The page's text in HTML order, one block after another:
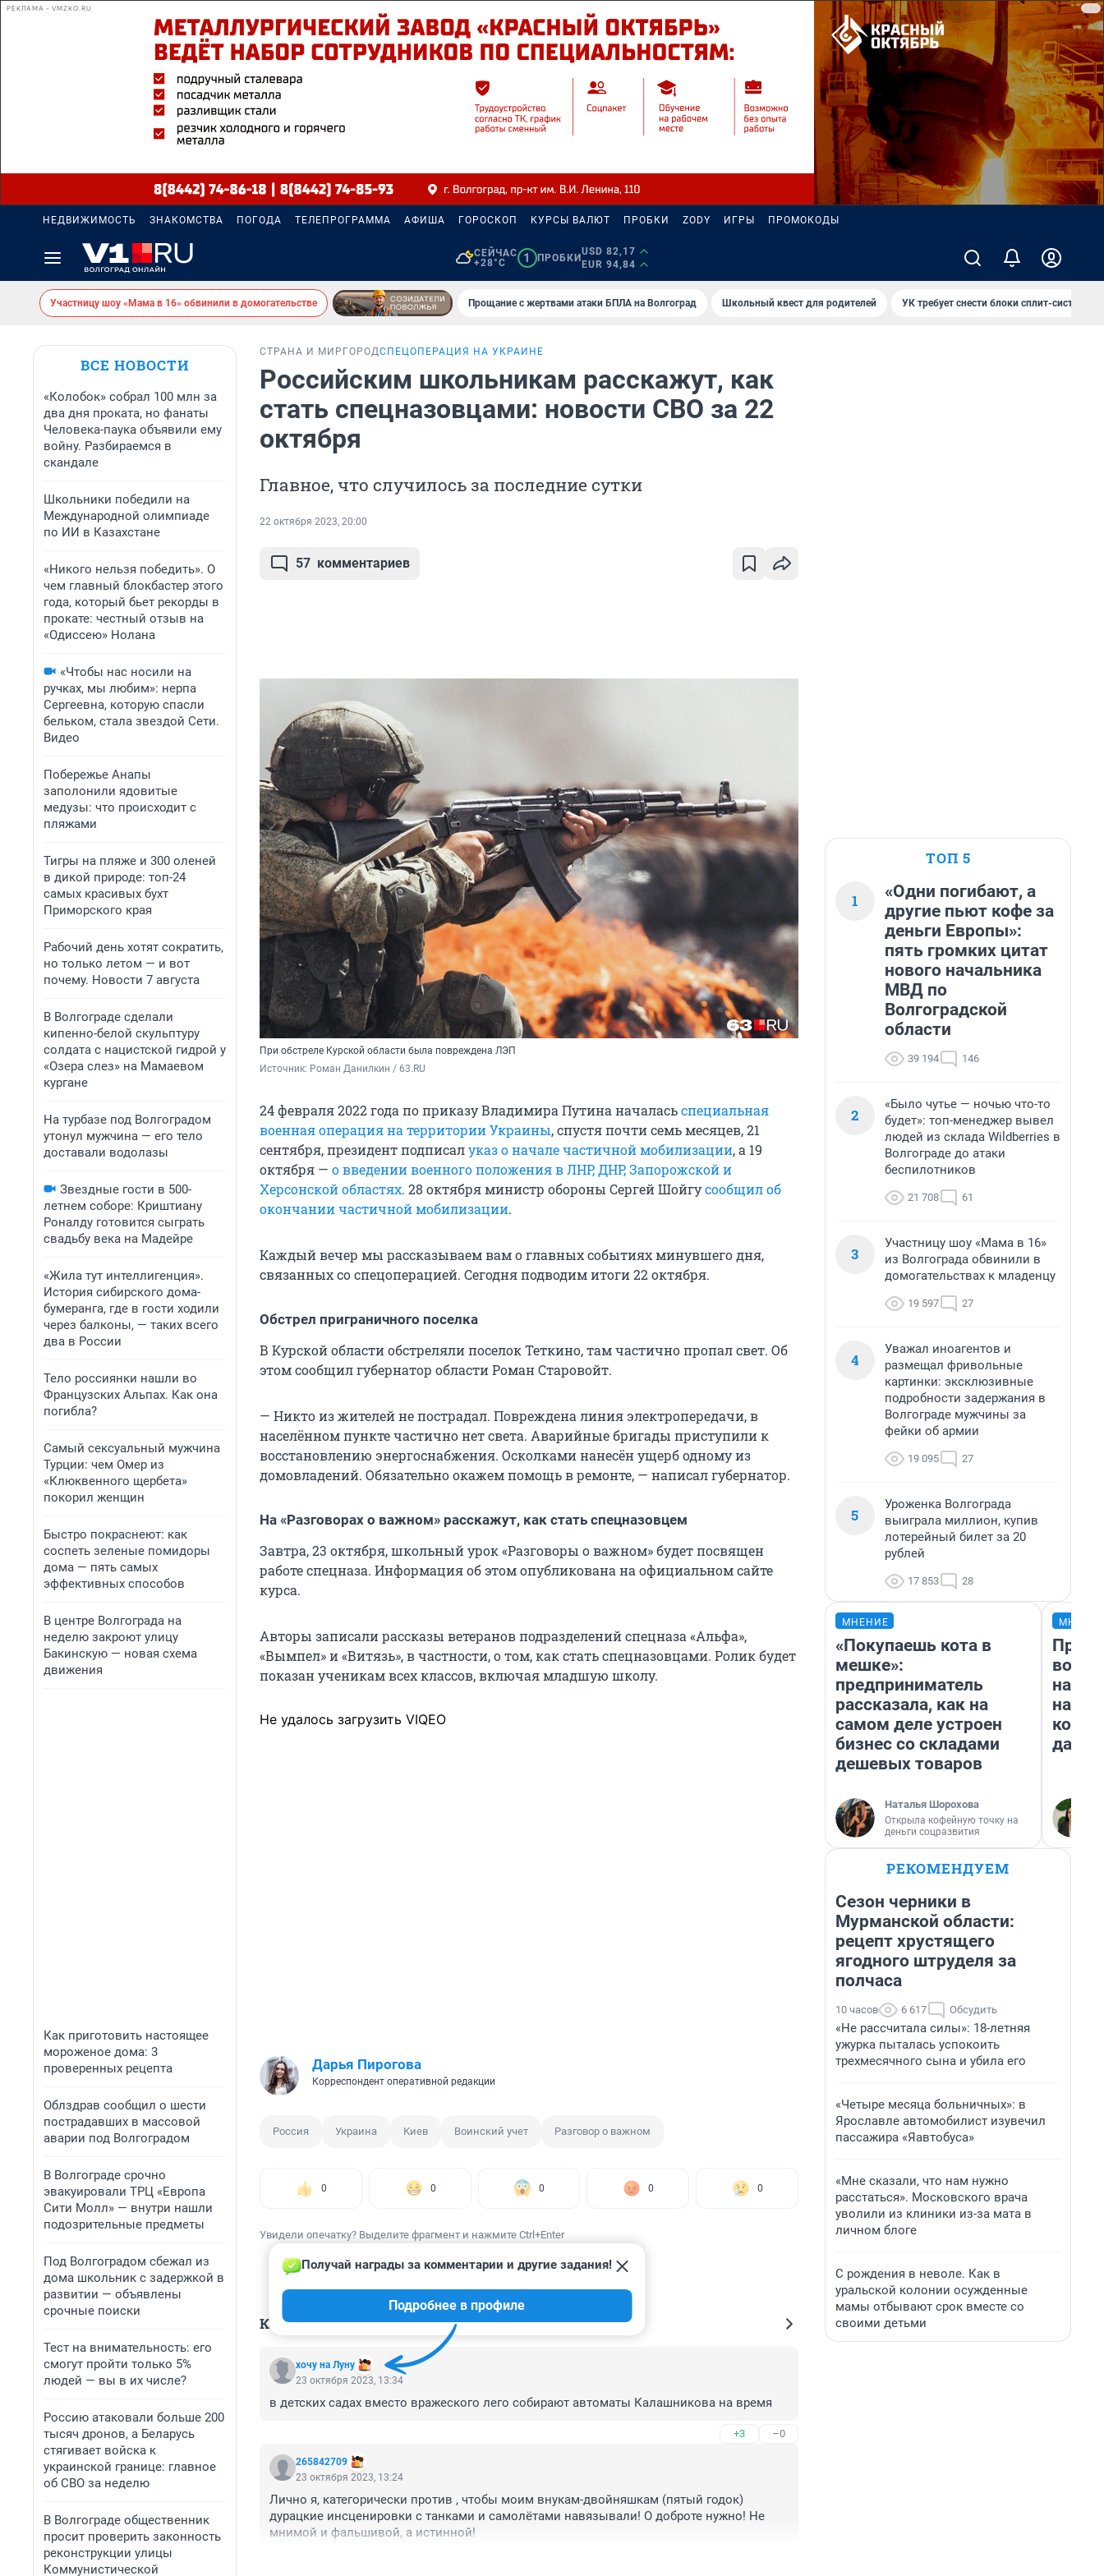
РЕКЛАМА • VMZKO.RU
НЕДВИЖИМОСТЬ ЗНАКОМСТВА ПОГОДА ТЕЛЕПРОГРАММА АФИША ГОРОСКОП КУРСЫ ВАЛЮТ ПРОБКИ ZODY ИГРЫ ПРОМОКОДЫ
СЕЙЧАС
+28°C
1 ПРОБКИ
USD 82,17
EUR 94,84
Участницу шоу «Мама в 16» обвинили в домогательстве Прощание с жертвами атаки БПЛА на Волгоград Школьный квест для родителей УК требует снести блоки сплит-систем
ВСЕ НОВОСТИ
«Колобок» собрал 100 млн за
два дня проката, но фанаты
Человека-паука объявили ему
войну. Разбираемся в
скандале
Школьники победили на
Международной олимпиаде
по ИИ в Казахстане
«Никого нельзя победить». О
чем главный блокбастер этого
года, который бьет рекорды в
прокате: честный отзыв на
«Одиссею» Нолана
«Чтобы нас носили на
ручках, мы любим»: нерпа
Сергеевна, которую спасли
бельком, стала звездой Сети.
Видео
Побережье Анапы
заполонили ядовитые
медузы: что происходит с
пляжами
Тигры на пляже и 300 оленей
в дикой природе: топ-24
самых красивых бухт
Приморского края
Рабочий день хотят сократить,
но только летом — и вот
почему. Новости 7 августа
В Волгограде сделали
кипенно-белой скульптуру
солдата с нацистской гидрой у
«Озера слез» на Мамаевом
кургане
На турбазе под Волгоградом
утонул мужчина — его тело
доставали водолазы
Звездные гости в 500-
летнем соборе: Криштиану
Роналду готовится сыграть
свадьбу века на Мадейре
«Жила тут интеллигенция».
История сибирского дома-
бумеранга, где в гости ходили
через балконы, — таких всего
два в России
Тело россиянки нашли во
Французских Альпах. Как она
погибла?
Самый сексуальный мужчина
Турции: чем Омер из
«Клюквенного щербета»
покорил женщин
Быстро покраснеют: как
соспеть зеленые помидоры
дома — пять самых
эффективных способов
В центре Волгограда на
неделю закроют улицу
Бакинскую — новая схема
движения
Как приготовить настоящее
мороженое дома: 3
проверенных рецепта
Облздрав сообщил о шести
пострадавших в массовой
аварии под Волгоградом
В Волгограде срочно
эвакуировали ТРЦ «Европа
Сити Молл» — внутри нашли
подозрительные предметы
Под Волгоградом сбежал из
дома школьник с задержкой в
развитии — объявлены
срочные поиски
Тест на внимательность: его
смогут пройти только 5%
людей — вы в их числе?
Россию атаковали больше 200
тысяч дронов, а Беларусь
стягивает войска к
украинской границе: главное
об СВО за неделю
В Волгограде общественник
просит проверить законность
реконструкции улицы
Коммунистической
СТРАНА И МИР ГОРОДСПЕЦОПЕРАЦИЯ НА УКРАИНЕ
Российским школьникам расскажут, как
стать спецназовцами: новости СВО за 22
октября
Главное, что случилось за последние сутки
22 октября 2023, 20:00
57 комментариев
При обстреле Курской области была повреждена ЛЭП
Источник: Роман Данилкин / 63.RU
24 февраля 2022 года по приказу Владимира Путина началасьспециальная
военная операция на территории Украины, спустя почти семь месяцев, 21
сентября, президент подписалуказ о начале частичной мобилизации, а 19
октября — о введении военного положения в ЛНР, ДНР, Запорожской и
Херсонской областях. 28 октября министр обороны Сергей Шойгусообщил об
окончании частичной мобилизации.
Каждый вечер мы рассказываем вам о главных событиях минувшего дня,
связанных со спецоперацией. Сегодня подводим итоги 22 октября.
Обстрел приграничного поселка
В Курской области обстреляли поселок Теткино, там частично пропал свет. Об
этом сообщил губернатор области Роман Старовойт.
— Никто из жителей не пострадал. Повреждена линия электропередачи, в
населённом пункте частично нет света. Аварийные бригады приступили к
восстановлению энергоснабжения. Осколками нанесён ущерб одному из
домовладений. Обязательно окажем помощь в ремонте, — написал губернатор.
На «Разговорах о важном» расскажут, как стать спецназовцем
Завтра, 23 октября, школьный урок «Разговоры о важном» будет посвящен
работе спецназа. Информация об этом опубликована на официальном сайте
курса.
Авторы записали рассказы ветеранов подразделений спецназа «Альфа»,
«Вымпел» и «Витязь», в частности, о том, как стать спецназовцами. Ролик будет
показан ученикам всех классов, включая младшую школу.
Не удалось загрузить VIQEO
Дарья Пирогова
Корреспондент оперативной редакции
Россия Украина Киев Воинский учет Разговор о важном
0 0 0 0 0
Увидели опечатку? Выделите фрагмент и нажмите Ctrl+Enter
КОММЕНТАРИИ 57
хочу на Луну
Получай награды за комментарии и другие задания!
Подробнее в профиле
23 октября 2023, 13:34
в детских садах вместо вражеского лего собирают автоматы Калашникова на время
+3 –0
265842709
23 октября 2023, 13:24
Лично я, категорически против , чтобы моим внукам-двойняшкам (пятый годок)
дурацкие инсценировки с танками и самолётами навязывали! О доброте нужно! Не
мнимой и фальшивой, а истинной!
ТОП 5
1
«Одни погибают, а
другие пьют кофе за
деньги Европы»:
пять громких цитат
нового начальника
МВД по
Волгоградской
области
39 194 146
2
«Было чутье — ночью что-то
будет»: топ-менеджер вывел
людей из склада Wildberries в
Волгограде до атаки
беспилотников
21 708 61
3
Участницу шоу «Мама в 16»
из Волгограда обвинили в
домогательствах к младенцу
19 597 27
4
Уважал иноагентов и
размещал фривольные
картинки: эксклюзивные
подробности задержания в
Волгограде мужчины за
фейки об армии
19 095 27
5
Уроженка Волгограда
выиграла миллион, купив
лотерейный билет за 20
рублей
17 853 28
МНЕНИЕ
«Покупаешь кота в
мешке»:
предприниматель
рассказала, как на
самом деле устроен
бизнес со складами
дешевых товаров
Наталья Шорохова
Открыла кофейную точку на
деньги соцразвития
нам
даже
РЕКОМЕНДУЕМ
Сезон черники в
Мурманской области:
рецепт хрустящего
ягодного штруделя за
полчаса
10 часов 6 617 Обсудить
«Не рассчитала силы»: 18-летняя
ужурка пыталась успокоить
трехмесячного сына и убила его
«Четыре месяца больничных»: в
Ярославле автомобилист изувечил
пассажира «Яавтобуса»
«Мне сказали, что нам нужно
расстаться». Московского врача
уволили из клиники из-за мата в
личном блоге
С рождения в неволе. Как в
уральской колонии осужденные
мамы отбывают срок вместе со
своими детьми